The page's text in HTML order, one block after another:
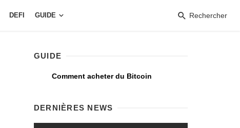
DEFI GUIDE Rechercher
GUIDE
Comment acheter du Bitcoin
DERNIÈRES NEWS